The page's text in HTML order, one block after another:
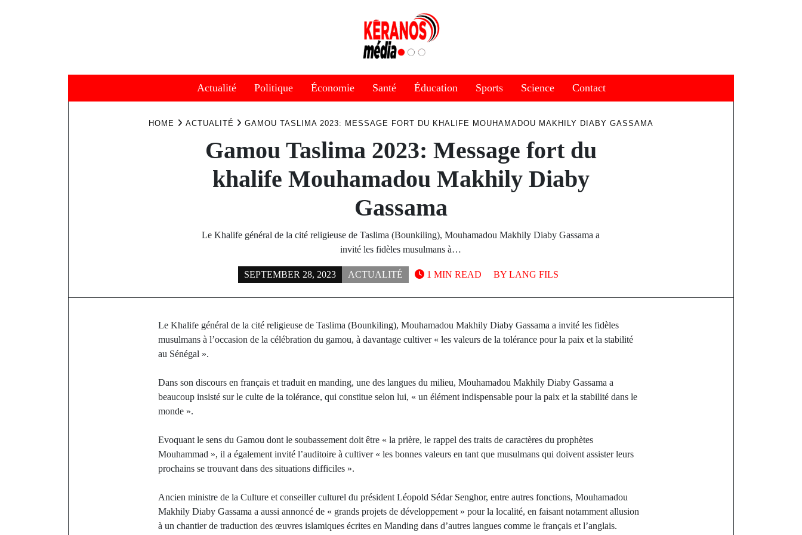
Actualité Politique Économie Santé Éducation Sports Science Contact
HOME ACTUALITÉ GAMOU TASLIMA 2023: MESSAGE FORT DU KHALIFE MOUHAMADOU MAKHILY DIABY GASSAMA
Gamou Taslima 2023: Message fort du
khalife Mouhamadou Makhily Diaby
Gassama
Le Khalife général de la cité religieuse de Taslima (Bounkiling), Mouhamadou Makhily Diaby Gassama a
invité les fidèles musulmans à…
SEPTEMBER 28, 2023 ACTUALITÉ BY LANG FILS
1 MIN READ
Le Khalife général de la cité religieuse de Taslima (Bounkiling), Mouhamadou Makhily Diaby Gassama a invité les fidèles
musulmans à l’occasion de la célébration du gamou, à davantage cultiver « les valeurs de la tolérance pour la paix et la stabilité
au Sénégal ».
Dans son discours en français et traduit en manding, une des langues du milieu, Mouhamadou Makhily Diaby Gassama a
beaucoup insisté sur le culte de la tolérance, qui constitue selon lui, « un élément indispensable pour la paix et la stabilité dans le
monde ».
Evoquant le sens du Gamou dont le soubassement doit être « la prière, le rappel des traits de caractères du prophètes
Mouhammad », il a également invité l’auditoire à cultiver « les bonnes valeurs en tant que musulmans qui doivent assister leurs
prochains se trouvant dans des situations difficiles ».
Ancien ministre de la Culture et conseiller culturel du président Léopold Sédar Senghor, entre autres fonctions, Mouhamadou
Makhily Diaby Gassama a aussi annoncé de « grands projets de développement » pour la localité, en faisant notamment allusion
à un chantier de traduction des œuvres islamiques écrites en Manding dans d’autres langues comme le français et l’anglais.